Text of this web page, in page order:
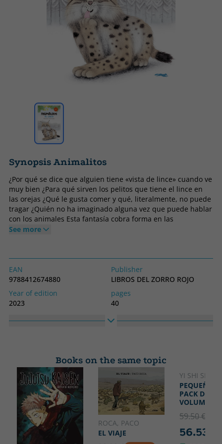
Synopsis Animalitos
¿Por qué se dice que alguien tiene «vista de lince» cuando ve
muy bien ¿Para qué sirven los pelitos que tiene el lince en
las orejas ¿Qué le gusta comer y qué, literalmente, no puede
tragar ¿Quién no ha imaginado alguna vez que puede hablar
con los animales Esta fantasía cobra forma en las
ilustraciones de Julie Colombet del primer título de la serie
pese a su naturaleza solitaria, ¿podrá el lince encontrar a su
amada Pronto lo sabremos, porque en este libro nos ha
permitido acompañarle a cierta distancia. He aquí una
oportunidad perfecta para conocer el hábitat de este
misterioso felino y algunos detalles sobre su forma de vida.
Cada título de la colección invita a descubrir el mundo de un
«animalito» desde un enfoque científico y humorístico.
marmota, El piojo y El mirlo.
See more
EAN
9788412674880
Publisher
LIBROS DEL ZORRO ROJO
Year of edition
2023
pages
40
Idiom
Books on the same topic
ROCA, PACO
EL VIAJE
YI SHI SI
PEQUEÑO
PACK DOS
VOLUMENES
59.50 €
56.53 €